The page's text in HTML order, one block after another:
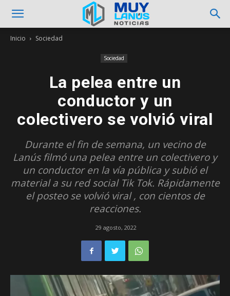
Inicio Sociedad
Sociedad
La pelea entre un
conductor y un
colectivero se volvió viral
Durante el fin de semana, un vecino de
Lanús filmó una pelea entre un colectivero y
un conductor en la vía pública y subió el
material a su red social Tik Tok. Rápidamente
el posteo se volvió viral , con cientos de
reacciones.
29 agosto, 2022